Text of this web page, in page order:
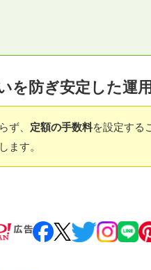
を防ぎ安定した運
、 定額の手数料を設定する
ます。